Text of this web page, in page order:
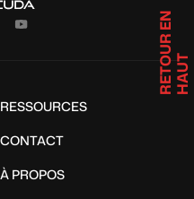
RESSOURCES
CONTACT
À PROPOS
R
E
TO
U
R
E
N
H
A
UT